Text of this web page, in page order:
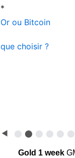
*
Or ou Bitcoin
que choisir ?
◀ ⬤ ⬤ ⬤ ⬤ ⬤ ⬤
Gold 1 week